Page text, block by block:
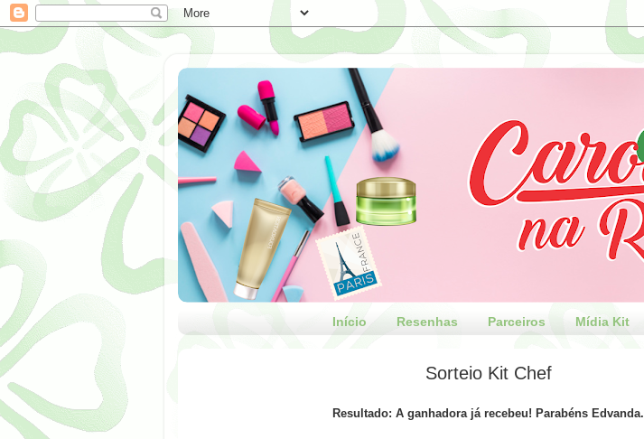
Início Resenhas Parceiros Mídia Kit
Sorteio Kit Chef
Resultado: A ganhadora já recebeu! Parabéns Edvanda.